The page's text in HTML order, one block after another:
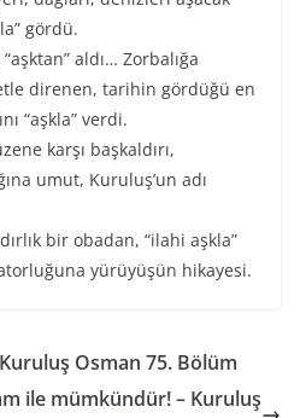
gördü.
aldı… Zorbalığa
direnen, tarihin gördüğü en
“aşkla” verdi.
karşı başkaldırı,
umut, Kuruluş’un adı
bir obadan, “ilahi aşkla”
yürüyüşün hikayesi.
Osman 75. Bölüm
ile mümkündür! – Kuruluş